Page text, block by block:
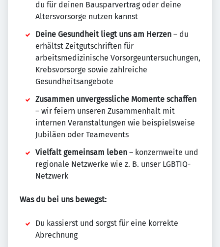
du für deinen Bausparvertrag oder deine
Altersvorsorge nutzen kannst
Deine Gesundheit liegt uns am Herzen – du
erhältst Zeitgutschriften für
arbeitsmedizinische Vorsorgeuntersuchungen,
Krebsvorsorge sowie zahlreiche
Gesundheitsangebote
Zusammen unvergessliche Momente schaffen
– wir feiern unseren Zusammenhalt mit
internen Veranstaltungen wie beispielsweise
Jubiläen oder Teamevents
Vielfalt gemeinsam leben – konzernweite und
regionale Netzwerke wie z. B. unser LGBTIQ-
Netzwerk
Was du bei uns bewegst:
Du kassierst und sorgst für eine korrekte
Abrechnung